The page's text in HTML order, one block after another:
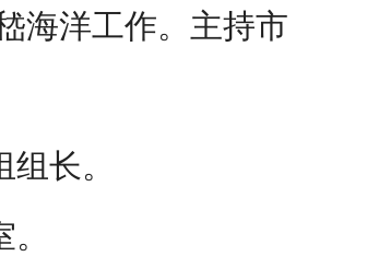
海洋工作。主持市
长。